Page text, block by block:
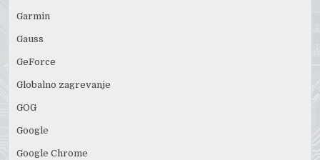
Garmin
Gauss
GeForce
Globalno zagrevanje
GOG
Google
Google Chrome